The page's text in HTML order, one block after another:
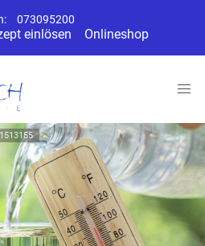
073095200
einlösen Onlineshop